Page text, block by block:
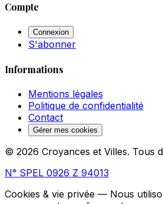
Compte
Connexion
S'abonner
Informations
Mentions légales
Politique de confidentialité
Contact
Gérer mes cookies
© 2026 Croyances et Villes. Tous
N° SPEL 0926 Z 94013
Cookies & vie privée — Nous